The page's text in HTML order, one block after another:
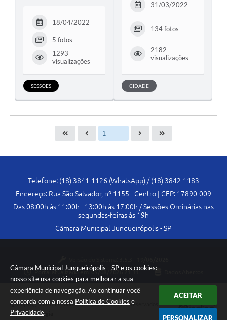
Câmara Municipal Junqueirópolis - SP e os cookies:
nosso site usa cookies para melhorar a sua
experiência de navegação. Ao continuar você
concorda com a nossa Política de Cookies e
Privacidade.
ACEITAR
PERSONALIZAR
18/04/2022
5 fotos
1293
visualizações
SESSÕES
31/03/2022
134 fotos
2182
visualizações
CIDADE
Telefone: (18) 3841-1126 (WhatsApp) / (18) 3842-1183
Endereço: Rua São Salvador, nº 1155 - Centro | CEP: 17890-009
Das 08:00h às 11:00h - 13:00h às 17:00h / Sessões Ordinárias nas
segundas-feiras às 19h
Câmara Municipal Junqueirópolis - SP
Portal atualizado em:05/08/2026 21:31
Copyright Instar - 2006-2026. Todos os direitos reservados -
Instar Tecnologia